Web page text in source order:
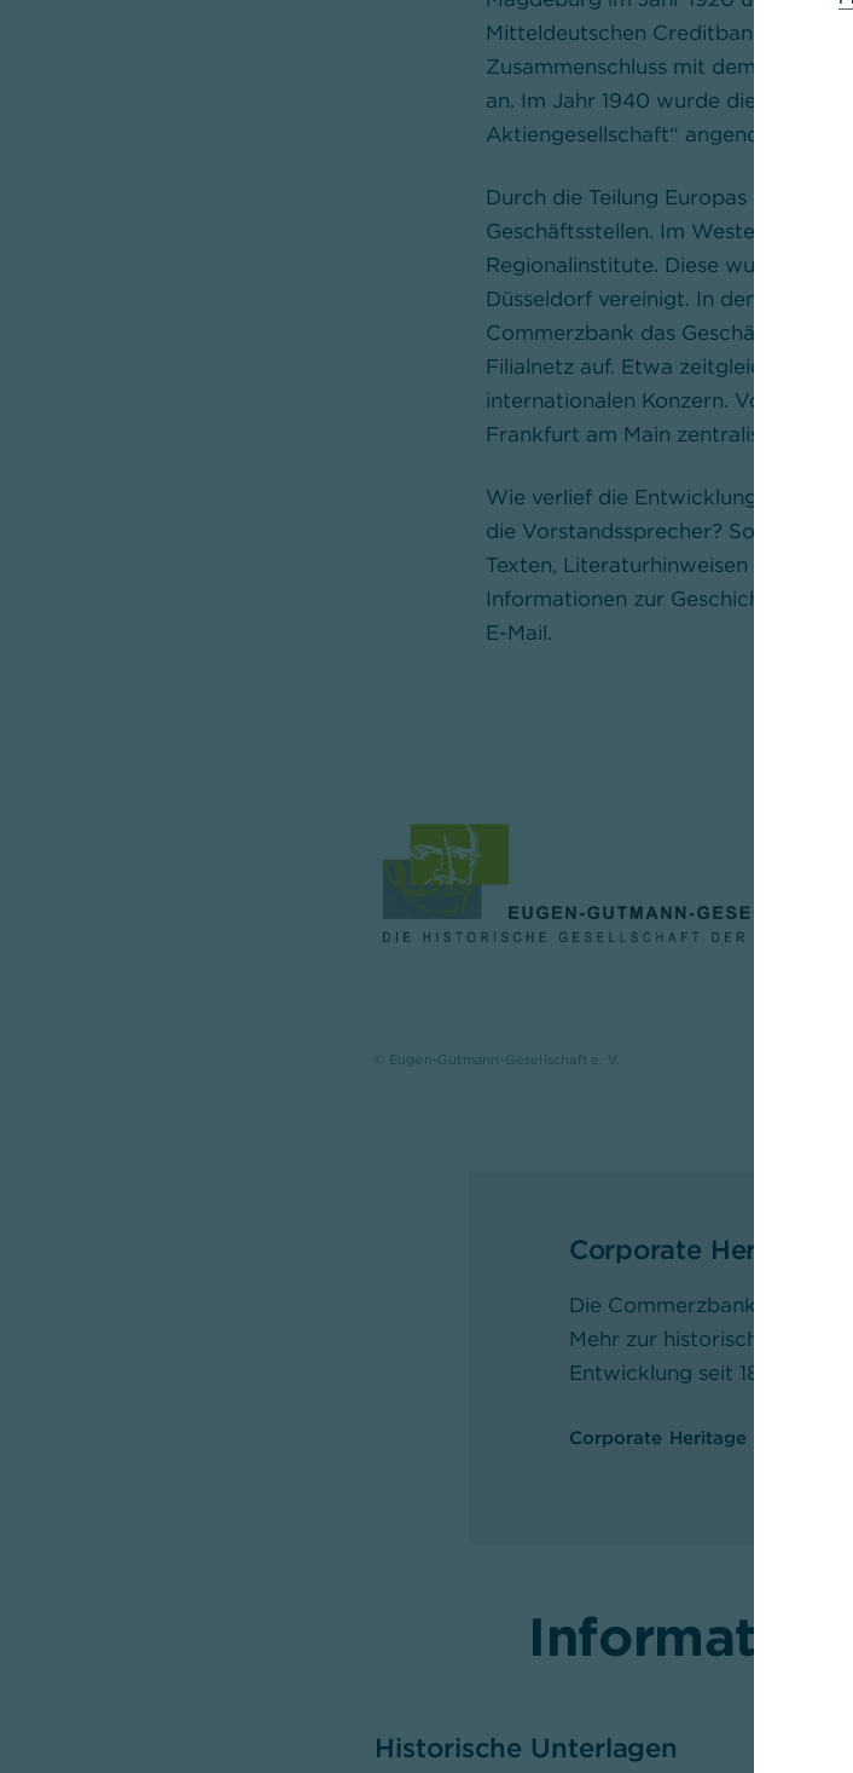
Mitteldeutschen Creditbank. In der
Zusammenschluss mit dem Barmer
an. Im Jahr 1940 wurde die in der
Aktiengesellschaft“ angenommen.
Durch die Teilung Europas nach
Geschäftsstellen. Im Westen
Regionalinstitute. Diese wurden
Düsseldorf vereinigt. In den
Commerzbank das Geschäft mit
Filialnetz auf. Etwa zeitgleich
internationalen Konzern. Von 1970
Frankfurt am Main zentralisiert, wo
Wie verlief die Entwicklung der
die Vorstandssprecher? Solche und
Texten, Literaturhinweisen und
Informationen zur Geschichte der
E-Mail.
© Eugen-Gutmann-Gesellschaft e. V.
Corporate Heritage
Die Commerzbank hat ein
Mehr zur historischen DNA
Entwicklung seit 1870
Corporate Heritage der
Historische Unterlagen